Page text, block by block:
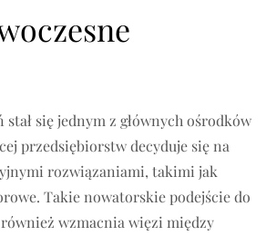
się jednym z głównych ośrodków
przedsiębiorstw decyduje się na
rozwiązaniami, takimi jak
Takie nowatorskie podejście do
wzmacnia więzi między